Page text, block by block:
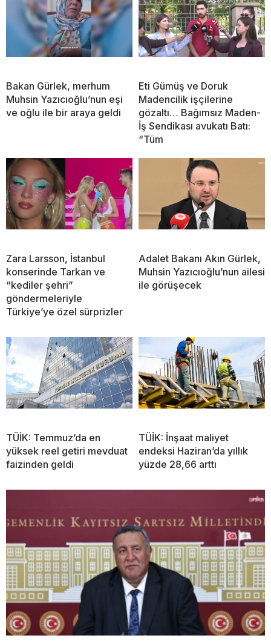
Bakan Gürlek, merhum
Muhsin Yazıcıoğlu’nun eşi
ve oğlu ile bir araya geldi
Eti Gümüş ve Doruk
Madencilik işçilerine
gözaltı… Bağımsız Maden-
İş Sendikası avukatı Batı:
“Tüm
Zara Larsson, İstanbul
konserinde Tarkan ve
“kediler şehri”
göndermeleriyle
Türkiye’ye özel sürprizler
Adalet Bakanı Akın Gürlek,
Muhsin Yazıcıoğlu’nun ailesi
ile görüşecek
TÜİK: Temmuz’da en
yüksek reel getiri mevduat
faizinden geldi
TÜİK: İnşaat maliyet
endeksi Haziran’da yıllık
yüzde 28,66 arttı